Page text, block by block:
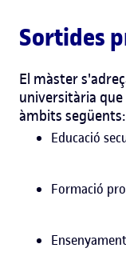
Sortides
El màster
universitària que
àmbits següents:
Educació
Formació